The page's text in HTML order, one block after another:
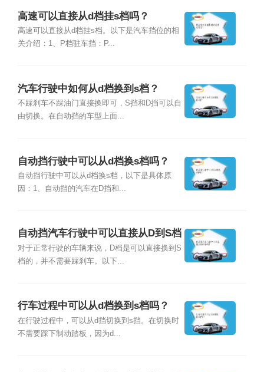
高速可以直接从d档挂s档吗？
高速可以直接从d档挂s档。以下是汽车挡位的相
关介绍：1、P档驻车挡：P...
汽车行驶中如何从d档换到s档？
不踩刹车不踩油门直接换即可，S挡和D挡可以自
由切换。在自动挡的车型上面...
自动挡行驶中可以从d档换s档吗？
自动挡行驶中可以从d档换s档，以下是具体原
因：1、自动挡的汽车在D挡和...
自动挡汽车行驶中可以直接从D到S档
吗？
对于正常行驶的车辆来说，D档是可以直接换到S
档的，并不需要踩刹车。以下...
行车过程中可以从d档换到s档吗？
在行驶过程中，可以从d挡切换到s挡。在切换时
不需要踩下制动踏板，因为d...